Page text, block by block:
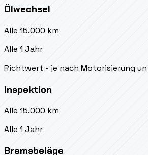
Ölwechsel
Alle 15.000 km
Alle 1 Jahr
Richtwert - je nach Motorisierung
Inspektion
Alle 15.000 km
Alle 1 Jahr
Bremsbeläge